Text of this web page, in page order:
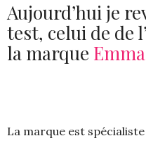
Aujourd’hui je
test, celui de de
la marque
La marque est